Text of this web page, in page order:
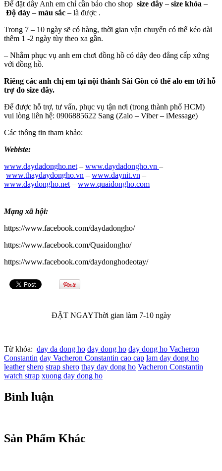
Để đặt dây Anh em chỉ cần báo cho shop size dây – size khóa –
Độ dày – màu sắc – là được .
Trong 7 – 10 ngày sẽ có hàng, thời gian vận chuyển có thể kéo dài
thêm 1 -2 ngày tùy theo xa gần.
– Nhằm phục vụ anh em chơi đồng hồ có dây đeo đẳng cấp xứng
với đồng hồ.
Riêng các anh chị em tại nội thành Sài Gòn có thể alo em tới hỗ
trợ đo size dây.
Để được hỗ trợ, tư vấn, phục vụ tận nơi (trong thành phố HCM)
vui lòng liên hệ: 0906885622 Sang (Zalo – Viber – iMessage)
Các thông tin tham khảo:
Webiste:
www.daydadongho.net – www.daydadongho.vn –
www.thaydaydongho.vn – www.daynit.vn –
www.daydongho.net – www.quaidongho.com
Mạng xã hội:
https://www.facebook.com/daydadongho/
https://www.facebook.com/Quaidongho/
https://www.facebook.com/daydonghodeotay/
ĐẶT NGAYThời gian làm 7-10 ngày
Từ khóa: day da dong ho day dong ho day dong ho Vacheron
Constantin day Vacheron Constantin cao cap lam day dong ho
leather shero strap shero thay day dong ho Vacheron Constantin
watch strap xuong day dong ho
Bình luận
Sản Phẩm Khác